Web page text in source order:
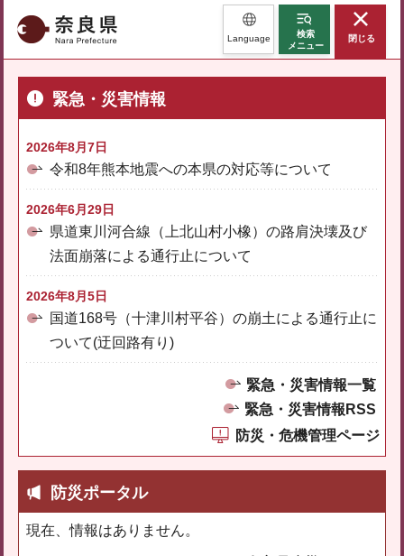
奈良県 Language
検索
メニュー
閉じる
緊急・災害情報
2026年8月7日
令和8年熊本地震への本県の対応等について
2026年6月29日
県道東川河合線（上北山村小橡）の路肩決壊及び
法面崩落による通行止について
2026年8月5日
国道168号（十津川村平谷）の崩土による通行止に
ついて(迂回路有り)
緊急・災害情報一覧
緊急・災害情報RSS
防災・危機管理ページ
防災ポータル
現在、情報はありません。